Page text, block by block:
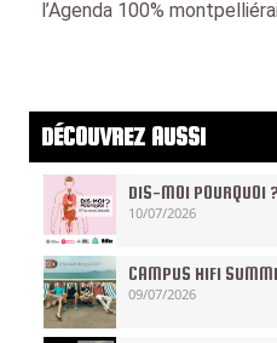
l’Agenda 100%
DÉCOUVREZ AUSSI
DIS-MOI POURQUOI
10/07/2026
CAMPUS HIFI
09/07/2026